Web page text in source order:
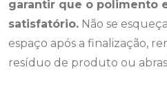
garantir que o polimento
satisfatório. Não se
espaço após a finalização,
resíduo de produto ou